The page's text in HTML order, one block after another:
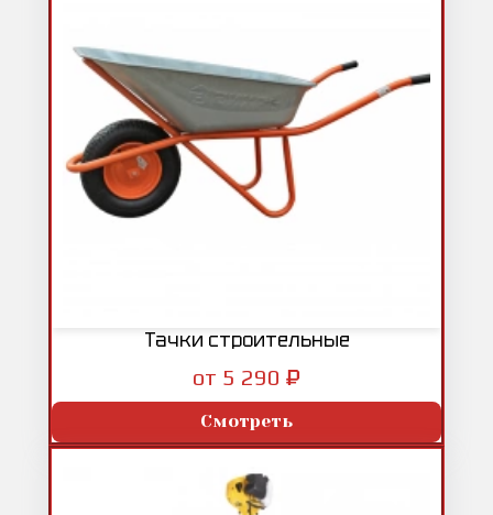
Тачки строительные
от 5 290 ₽
Смотреть